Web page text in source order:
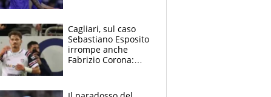
Cagliari, sul caso
Sebastiano Esposito
irrompe anche
Fabrizio Corona:
prove”